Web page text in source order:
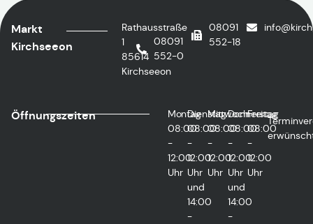
Markt
Kirchseeon
Rathausstraße
1
85614
Kirchseeon
08091
552-0
08091
552-18
Öffnungszeiten
Montag
08:00
-
12:00
Uhr
Dienstag
08:00
-
12:00
Uhr
und
14:00
-
Mittwoch
08:00
-
12:00
Uhr
Donnerstag
08:00
-
12:00
Uhr
und
14:00
-
Freitag
08:00
-
12:00
Uhr